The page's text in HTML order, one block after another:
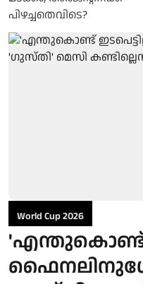
World Cup 2026
'എന്തുകൊണ്ട്